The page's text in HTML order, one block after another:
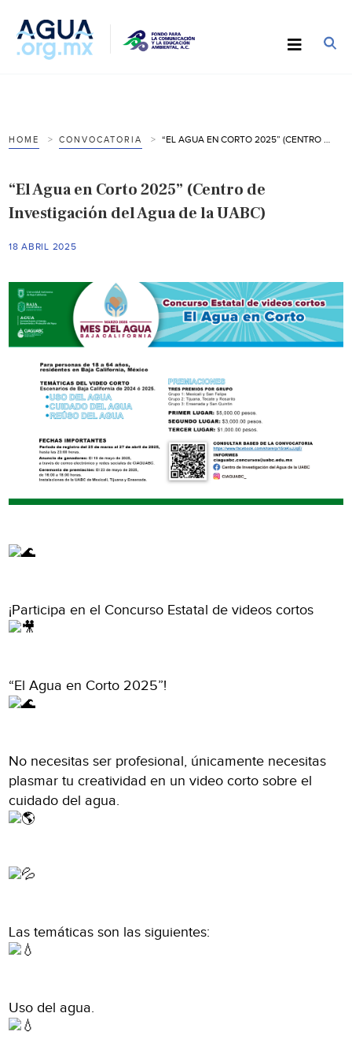
HOME CONVOCATORIA
“El Agua en Corto 2025” (Centro de
Investigación del Agua de la UABC)
18 ABRIL 2025
¡Participa en el Concurso Estatal de videos cortos
“El Agua en Corto 2025”!
No necesitas ser profesional, únicamente necesitas
plasmar tu creatividad en un video corto sobre el
cuidado del agua.
Las temáticas son las siguientes:
Uso del agua.